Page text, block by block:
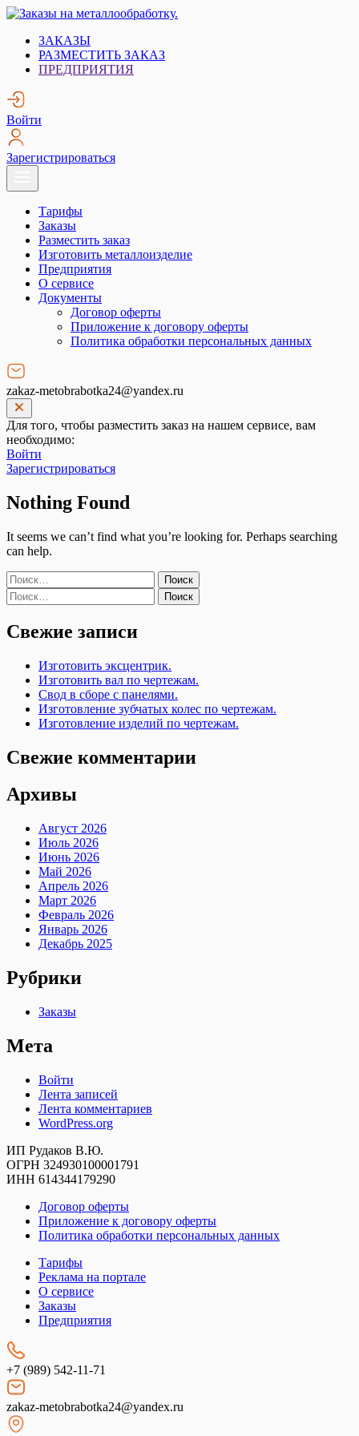
Skip
content
Заказы на металлообработку.
Металлообработка. Открытые заказы на металлообработку.
ЗАКАЗЫ
РАЗМЕСТИТЬ ЗАКАЗ
ПРЕДПРИЯТИЯ
Войти
Зарегистрироваться
Тарифы
Заказы
Разместить заказ
Изготовить металлоизделие
Предприятия
О сервисе
Документы
Договор оферты
Приложение к договору оферты
Политика обработки персональных данных
zakaz-metobrabotka24@yandex.ru
Для того, чтобы разместить заказ на нашем сервисе, вам
необходимо:
Войти
Зарегистрироваться
Nothing Found
It seems we can’t find what you’re looking for. Perhaps searching
can help.
Найти:
Найти:
Свежие записи
Изготовить эксцентрик.
Изготовить вал по чертежам.
Свод в сборе с панелями.
Изготовление зубчатых колес по чертежам.
Изготовление изделий по чертежам.
Свежие комментарии
Архивы
Август 2026
Июль 2026
Июнь 2026
Май 2026
Апрель 2026
Март 2026
Февраль 2026
Январь 2026
Декабрь 2025
Рубрики
Заказы
Мета
Войти
Лента записей
Лента комментариев
WordPress.org
ИП Рудаков В.Ю.
ОГРН 324930100001791
ИНН 614344179290
Договор оферты
Приложение к договору оферты
Политика обработки персональных данных
Тарифы
Реклама на портале
О сервисе
Заказы
Предприятия
+7 (989) 542-11-71
zakaz-metobrabotka24@yandex.ru